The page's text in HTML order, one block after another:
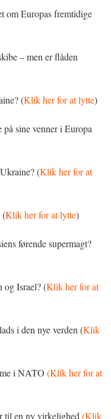
om Europas fremtidige
– men er flåden
(Klik her for at lytte)
sine venner i Europa
(Klik her for at
(Klik her for at lytte)
førende supermagt?
og Israel? (Klik her for at
i den nye verden (Klik
i NATO (Klik her for at
til en ny virkelighed (Klik